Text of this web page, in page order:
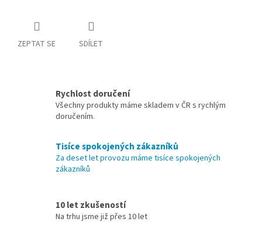
ZEPTAT SE SDÍLET
Rychlost doručení
Všechny produkty máme skladem v ČR s rychlým
doručením.
Tisíce spokojených zákazníků
Za deset let provozu máme tisíce spokojených
zákazníků
10 let zkušeností
Na trhu jsme již přes 10 let